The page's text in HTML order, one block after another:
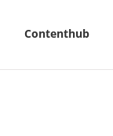
Contenthub